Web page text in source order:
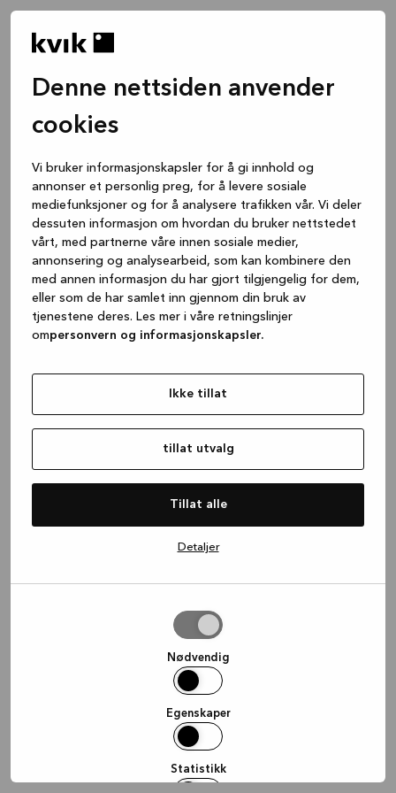
Denne nettsiden anvender
cookies
Vi bruker informasjonskapsler for å gi innhold og
annonser et personlig preg, for å levere sosiale
mediefunksjoner og for å analysere trafikken vår. Vi deler
dessuten informasjon om hvordan du bruker nettstedet
vårt, med partnerne våre innen sosiale medier,
annonsering og analysearbeid, som kan kombinere den
med annen informasjon du har gjort tilgjengelig for dem,
eller som de har samlet inn gjennom din bruk av
tjenestene deres. Les mer i våre retningslinjer
ompersonvern og informasjonskapsler.
Ikke tillat
tillat utvalg
Tillat alle
Detaljer
Nødvendig
Egenskaper
Statistikk
(see the browser console for more
information).